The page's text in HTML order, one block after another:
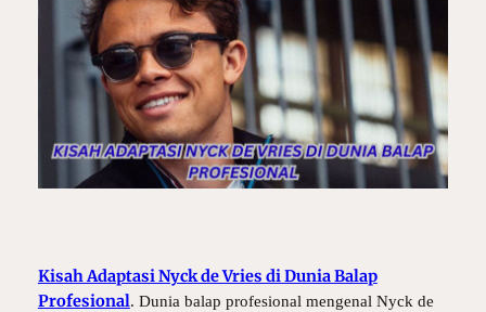
Kisah Adaptasi Nyck de Vries di Dunia Balap
Profesional. Dunia balap profesional mengenal Nyck de